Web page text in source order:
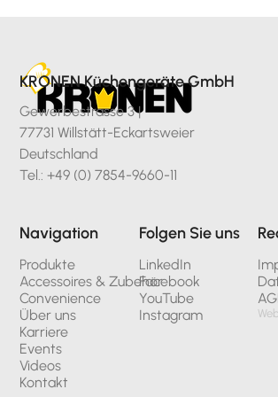
KRONEN Küchengeräte GmbH
Gewerbestrasse 3 |
77731 Willstätt-Eckartsweier
Deutschland
Tel.: +49 (0) 7854-9660-11
Navigation
Produkte
Accessoires & Zubehör
Convenience
Über uns
Karriere
Events
Videos
Kontakt
Folgen Sie uns
LinkedIn
Facebook
YouTube
Instagram